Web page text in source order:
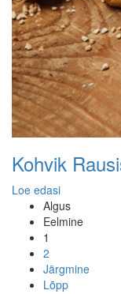
Kohvik
Loe edasi
Algus
Eelmine
1
2
Järgmine
Lõpp